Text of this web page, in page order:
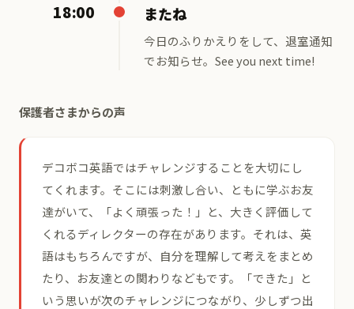
18:00 またね
今日のふりかえりをして、退室通知
でお知らせ。See you next time!
保護者さまからの声
デコボコ英語ではチャレンジすることを大切にし
てくれます。そこには刺激し合い、ともに学ぶお友
達がいて、「よく頑張った！」と、大きく評価して
くれるディレクターの存在があります。それは、英
語はもちろんですが、自分を理解して考えをまとめ
たり、お友達との関わりなどもです。「できた」と
いう思いが次のチャレンジにつながり、少しずつ出